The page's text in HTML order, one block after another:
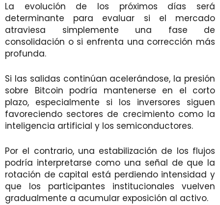
La evolución de los próximos días será
determinante para evaluar si el mercado
atraviesa simplemente una fase de
consolidación o si enfrenta una corrección más
profunda.
Si las salidas continúan acelerándose, la presión
sobre Bitcoin podría mantenerse en el corto
plazo, especialmente si los inversores siguen
favoreciendo sectores de crecimiento como la
inteligencia artificial y los semiconductores.
Por el contrario, una estabilización de los flujos
podría interpretarse como una señal de que la
rotación de capital está perdiendo intensidad y
que los participantes institucionales vuelven
gradualmente a acumular exposición al activo.